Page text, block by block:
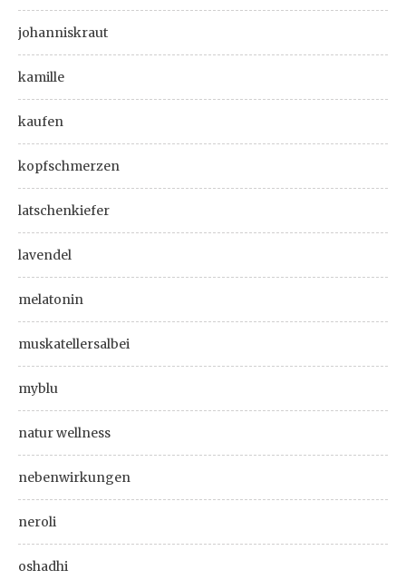
johanniskraut
kamille
kaufen
kopfschmerzen
latschenkiefer
lavendel
melatonin
muskatellersalbei
myblu
natur wellness
nebenwirkungen
neroli
oshadhi